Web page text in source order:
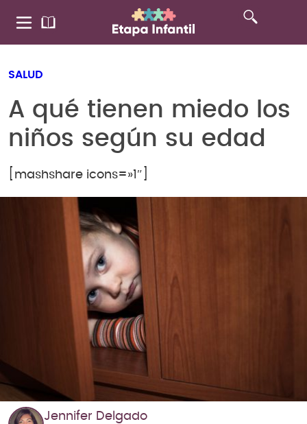
SALUD
A qué tienen miedo los
niños según su edad
[mashshare icons=»1″]
Jennifer Delgado